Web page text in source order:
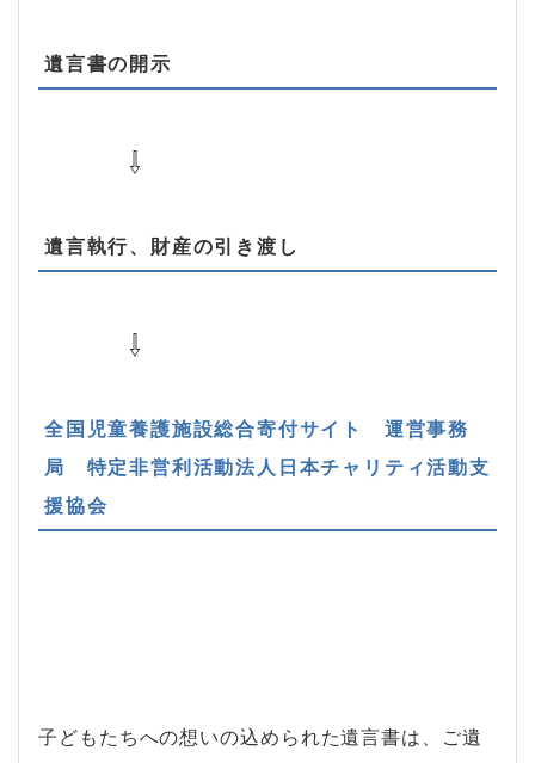
遺言書の開示
⇩
遺言執行、財産の引き渡し
⇩
全国児童養護施設総合寄付サイト 運営事務
局 特定非営利活動法人日本チャリティ活動支
援協会
子どもたちへの想いの込められた遺言書は、ご遺